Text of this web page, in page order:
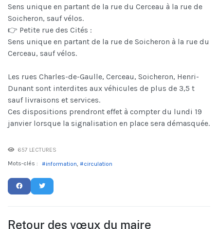
Sens unique en partant de la rue du Cerceau à la rue de
Soicheron, sauf vélos.
👉 Petite rue des Cités :
Sens unique en partant de la rue de Soicheron à la rue du
Cerceau, sauf vélos.
Les rues Charles-de-Gaulle, Cerceau, Soicheron, Henri-
Dunant sont interdites aux véhicules de plus de 3,5 t
sauf livraisons et services.
Ces dispositions prendront effet à compter du lundi 19
janvier lorsque la signalisation en place sera démasquée.
657 LECTURES
Mots-clés :
information circulation
Retour des vœux du maire